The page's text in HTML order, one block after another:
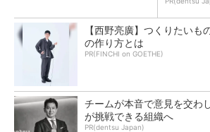
【西野亮廣】つくりたいも
の作り方とは
PR(FINCHI on GOETHE)
チームが本音で意見を交わ
が挑戦できる組織へ
PR(dentsu Japan)